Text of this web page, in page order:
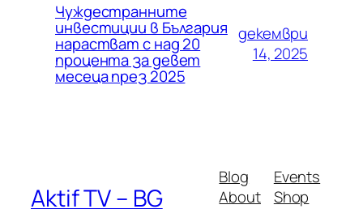
Чуждестранните
инвестиции в България
нарастват с над 20
процента за девет
месеца през 2025
декември
14, 2025
Aktif TV – BG
Blog
About
Events
Shop